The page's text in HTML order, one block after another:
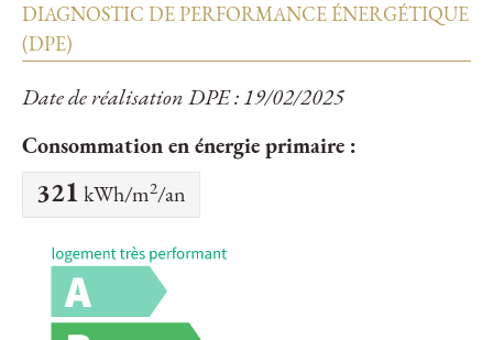
DIAGNOSTIC DE PERFORMANCE ÉNERGÉTIQUE
(DPE)
Date de réalisation DPE : 19/02/2025
Consommation en énergie primaire :
321 kWh/m2/an